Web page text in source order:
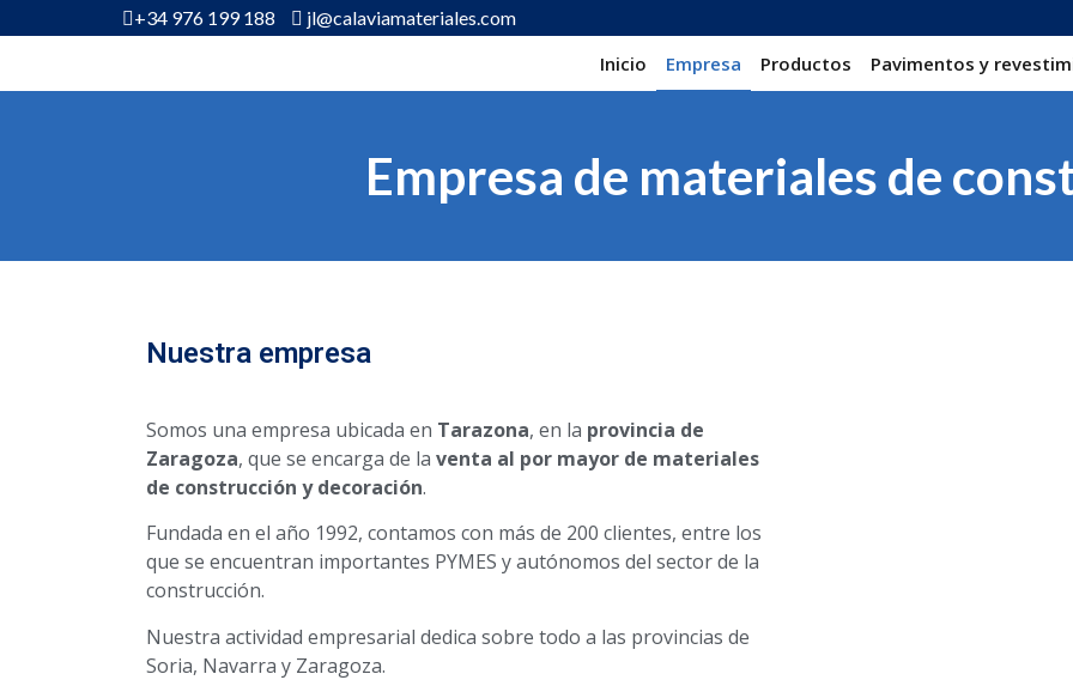
+34 976 199 188 jl@calaviamateriales.com
Inicio Empresa Productos Pavimentos y
Empresa de materiales de
Nuestra empresa
Somos una empresa ubicada en Tarazona, en la provincia de
Zaragoza, que se encarga de la venta al por mayor de materiales
de construcción y decoración.
Fundada en el año 1992, contamos con más de 200 clientes, entre los
que se encuentran importantes PYMES y autónomos del sector de la
construcción.
Nuestra actividad empresarial dedica sobre todo a las provincias de
Soria, Navarra y Zaragoza.